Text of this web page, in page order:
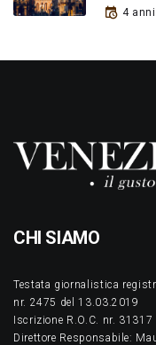
4
CHI SIAMO
Testata giornalistica
nr. 2475 del 13.03.2019
Iscrizione R.O.C. nr. 31317
Direttore Responsabile: